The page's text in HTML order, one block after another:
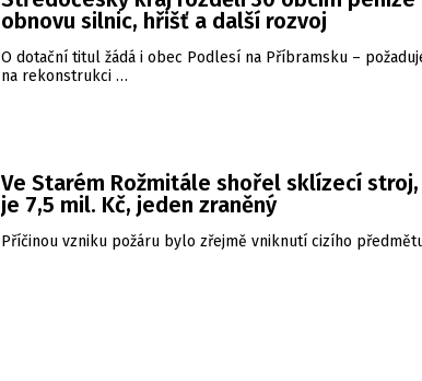
obnovu silnic, hřišť a další rozvoj
O dotační titul žádá i obec Podlesí na Příbramsku –
na rekonstrukci …
Ve Starém Rožmitále shořel sklízecí
je 7,5 mil. Kč, jeden zraněný
Příčinou vzniku požáru bylo zřejmě vniknutí cizího